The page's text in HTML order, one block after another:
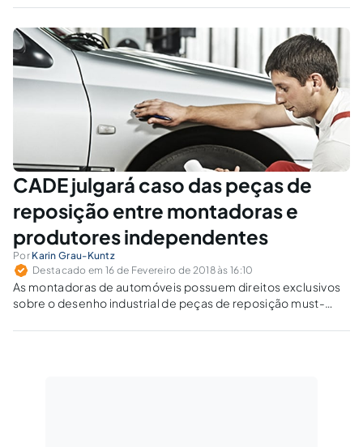
intangível pela sua importância comercial em
todos os mercados de atuação empresarial.
CADE julgará caso das peças de
reposição entre montadoras e
produtores independentes
Por Karin Grau-Kuntz
Destacado em 16 de Fevereiro de 2018 às 16:10
As montadoras de automóveis possuem direitos exclusivos
sobre o desenho industrial de peças de reposição must-
secundários?